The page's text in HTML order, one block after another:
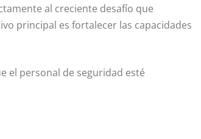
al creciente desafío que
principal es fortalecer las capacidades
el personal de seguridad esté